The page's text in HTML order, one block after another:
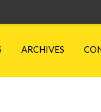
ARCHIVES